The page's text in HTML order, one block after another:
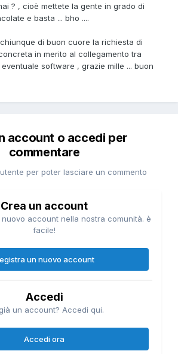
? , cioè mettete la gente in grado di
e basta ... bho ....
di buon cuore la richiesta di
in merito al collegamento tra
software , grazie mille ... buon
account o accedi per
commentare
per poter lasciare un commento
Crea un account
account nella nostra comunità. è
facile!
un nuovo account
Accedi
un account? Accedi qui.
Accedi ora